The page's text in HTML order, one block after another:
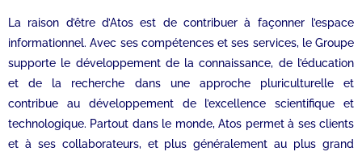
La raison d’être d’Atos est de contribuer à façonner l’espace
informationnel. Avec ses compétences et ses services, le Groupe
supporte le développement de la connaissance, de l’éducation
et de la recherche dans une approche pluriculturelle et
contribue au développement de l’excellence scientifique et
technologique. Partout dans le monde, Atos permet à ses clients
et à ses collaborateurs, et plus généralement au plus grand